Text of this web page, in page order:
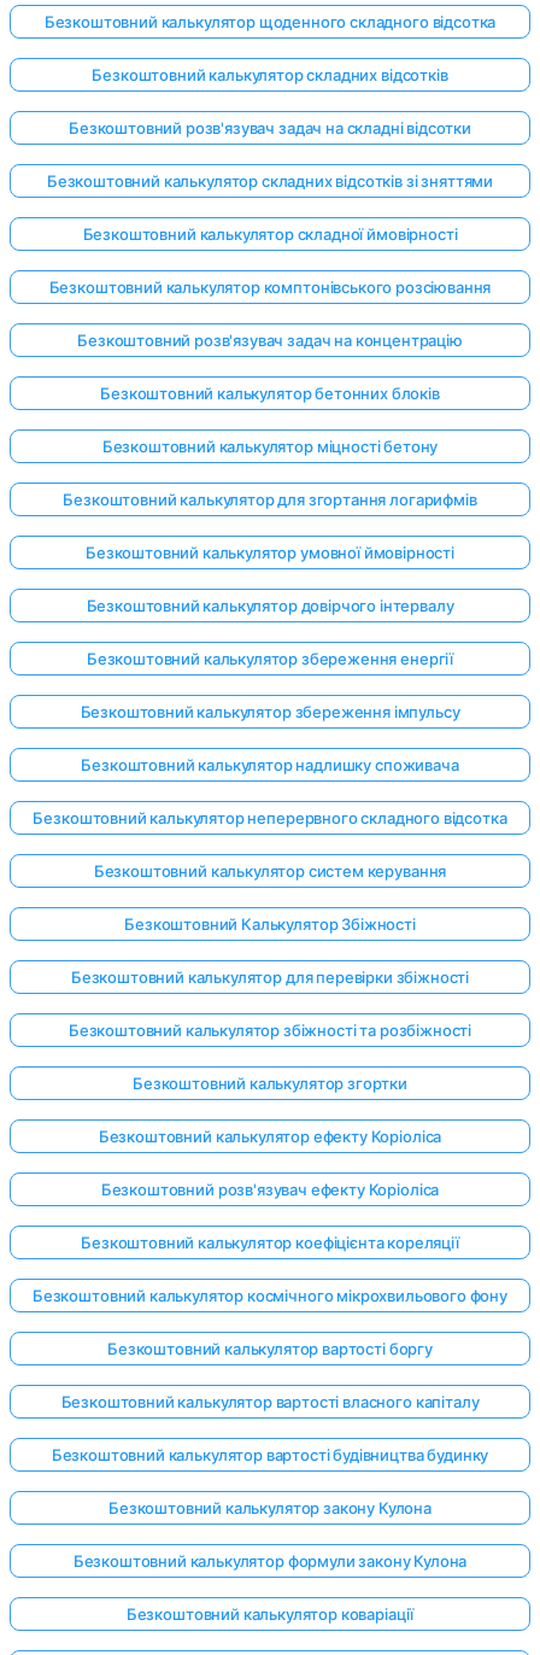
Безкоштовний калькулятор щоденного складного відсотка
Безкоштовний калькулятор складних відсотків
Безкоштовний розв'язувач задач на складні відсотки
Безкоштовний калькулятор складних відсотків зі зняттями
Безкоштовний калькулятор складної ймовірності
Безкоштовний калькулятор комптонівського розсіювання
Безкоштовний розв'язувач задач на концентрацію
Безкоштовний калькулятор бетонних блоків
Безкоштовний калькулятор міцності бетону
Безкоштовний калькулятор для згортання логарифмів
Безкоштовний калькулятор умовної ймовірності
Безкоштовний калькулятор довірчого інтервалу
Безкоштовний калькулятор збереження енергії
Безкоштовний калькулятор збереження імпульсу
Безкоштовний калькулятор надлишку споживача
Безкоштовний калькулятор неперервного складного відсотка
Безкоштовний калькулятор систем керування
Безкоштовний Калькулятор Збіжності
Безкоштовний калькулятор для перевірки збіжності
Безкоштовний калькулятор збіжності та розбіжності
Безкоштовний калькулятор згортки
Безкоштовний калькулятор ефекту Коріоліса
Безкоштовний розв'язувач ефекту Коріоліса
Безкоштовний калькулятор коефіцієнта кореляції
Безкоштовний калькулятор космічного мікрохвильового фону
Безкоштовний калькулятор вартості боргу
Безкоштовний калькулятор вартості власного капіталу
Безкоштовний калькулятор вартості будівництва будинку
Безкоштовний калькулятор закону Кулона
Безкоштовний калькулятор формули закону Кулона
Безкоштовний калькулятор коваріації